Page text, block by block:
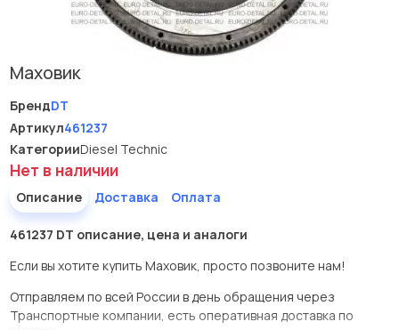
Маховик
БрендDT
Артикул461237
КатегорииDiesel Technic
Нет в наличии
Описание Доставка Оплата
461237 DT описание, цена и аналоги
Если вы хотите купить Маховик, просто позвоните нам!
Отправляем по всей России в день обращения через
Транспортные компании, есть оперативная доставка по